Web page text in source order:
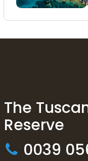
The
Reserve
0039